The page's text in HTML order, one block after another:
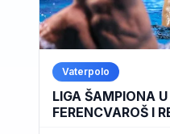
Vaterpolo
LIGA ŠAMPIONA
FERENCVAROŠ I